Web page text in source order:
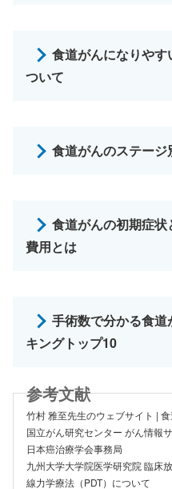
食道がんになりや
ついて
食道がんのステー
食道がんの初期症
費用とは
手術数で分かる食
キングトップ10
竹村 雅至先生のウェブサイト |
国立がん研究センター がん情報
日本癌治療学会事務局
九州大学大学院医学研究院 臨床
線力学療法（PDT）について